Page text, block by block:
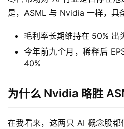
是，ASML 与 Nvidia 一样，具
毛利率长期维持在 50% 出
今年前九个月，稀释后
40%
为什么 Nvidia 略胜
在我看来，这两只 AI 概念股